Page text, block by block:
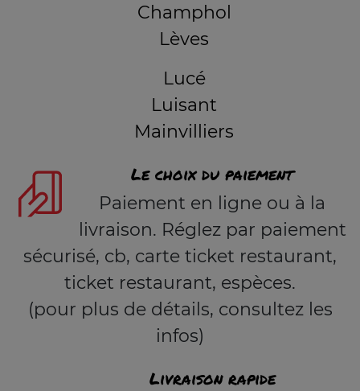
Champhol
Lèves
Lucé
Luisant
Mainvilliers
Le choix du paiement
Paiement en ligne ou à la
livraison. Réglez par paiement
sécurisé, cb, carte ticket restaurant,
ticket restaurant, espèces.
(pour plus de détails, consultez les
infos)
Livraison rapide